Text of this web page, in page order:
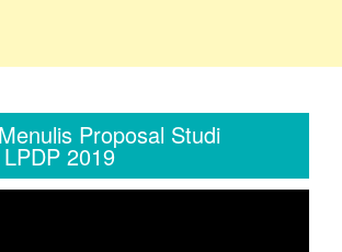
Proposal Studi
2019